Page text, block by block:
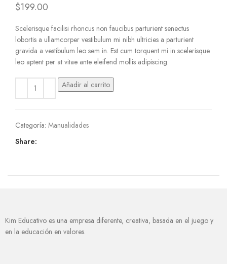
$199.00
Scelerisque facilisi rhoncus non faucibus parturient senectus
lobortis a ullamcorper vestibulum mi nibh ultricies a parturient
gravida a vestibulum leo sem in. Est cum torquent mi in scelerisque
leo aptent per at vitae ante eleifend mollis adipiscing.
Añadir al carrito
Categoría: Manualidades
Share:
Kim Educativo es una empresa diferente, creativa, basada en el juego y
en la educación en valores.